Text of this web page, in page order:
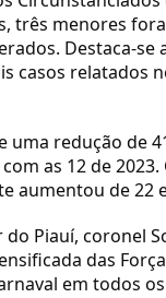
três menores
Destaca-
casos relatados
redução de
as 12 de
aumentou de 22
Piauí, coronel
das
em todos